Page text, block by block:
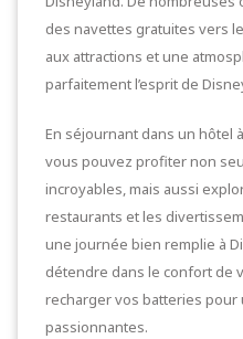
des navettes gratuites vers
aux attractions et une
parfaitement l’esprit de
En séjournant dans un hôtel
vous pouvez profiter non
incroyables, mais aussi
restaurants et les
une journée bien remplie à
détendre dans le confort de
recharger vos batteries pour
passionnantes.